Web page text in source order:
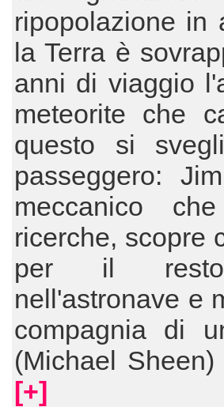
ripopolazione in
la Terra è
anni di viaggio
meteorite che
questo si
passeggero:
meccanico
ricerche, scopre
per il
nell'astronave e
compagnia di
(Michael
[+]